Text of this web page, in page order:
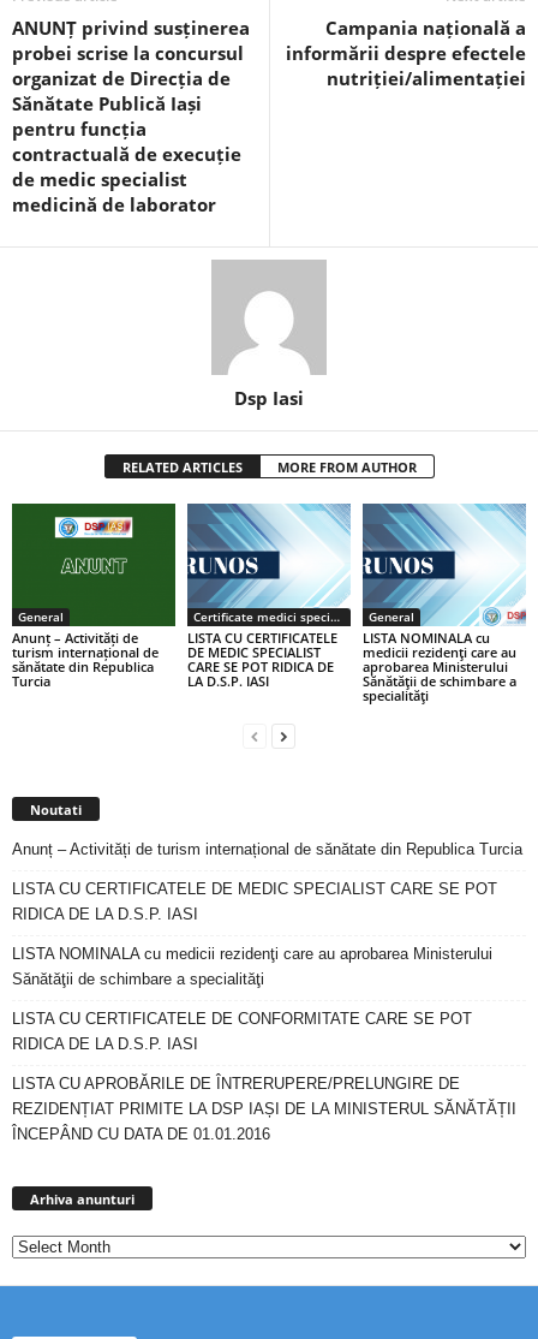
ANUNȚ privind susținerea
probei scrise la concursul
organizat de Direcția de
Sănătate Publică Iași
pentru funcția
contractuală de execuție
de medic specialist
medicină de laborator
Campania națională a
informării despre efectele
nutriției/alimentației
Dsp Iasi
RELATED ARTICLES MORE FROM AUTHOR
General
Anunț – Activități de
turism internațional de
sănătate din Republica
Turcia
Certificate medici specialiști / primari
LISTA CU CERTIFICATELE
DE MEDIC SPECIALIST
CARE SE POT RIDICA DE
LA D.S.P. IASI
General
LISTA NOMINALA cu
medicii rezidenţi care au
aprobarea Ministerului
Sănătăţii de schimbare a
specialităţi
Noutati
Anunț – Activități de turism internațional de sănătate din Republica Turcia
LISTA CU CERTIFICATELE DE MEDIC SPECIALIST CARE SE POT
RIDICA DE LA D.S.P. IASI
LISTA NOMINALA cu medicii rezidenţi care au aprobarea Ministerului
Sănătăţii de schimbare a specialităţi
LISTA CU CERTIFICATELE DE CONFORMITATE CARE SE POT
RIDICA DE LA D.S.P. IASI
LISTA CU APROBĂRILE DE ÎNTRERUPERE/PRELUNGIRE DE
REZIDENȚIAT PRIMITE LA DSP IAȘI DE LA MINISTERUL SĂNĂTĂȚII
ÎNCEPÂND CU DATA DE 01.01.2016
Arhiva anunturi